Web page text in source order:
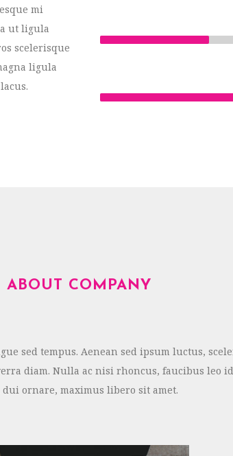
mi
ut ligula
scelerisque
ligula
ABOUT COMPANY
sed tempus. Aenean sed ipsum luctus,
diam. Nulla ac nisi rhoncus, faucibus leo
ornare, maximus libero sit amet.